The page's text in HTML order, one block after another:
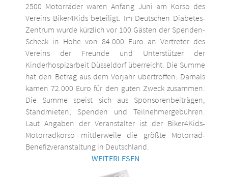
2500 Motorräder waren Anfang Juni am Korso des
Vereins Biker4Kids beteiligt. Im Deutschen Diabetes-
Zentrum wurde kürzlich vor 100 Gästen der Spenden-
Scheck in Höhe von 84.000 Euro an Vertreter des
Vereins der Freunde und Unterstützer der
Kinderhospizarbeit Düsseldorf überreicht. Die Summe
hat den Betrag aus dem Vorjahr übertroffen: Damals
kamen 72.000 Euro für den guten Zweck zusammen.
Die Summe speist sich aus Sponsorenbeiträgen,
Standmieten, Spenden und Teilnehmergebühren.
Laut Angaben der Veranstalter ist der Biker4Kids-
Motorradkorso mittlerweile die größte Motorrad-
Benefizveranstaltung in Deutschland.
WEITERLESEN